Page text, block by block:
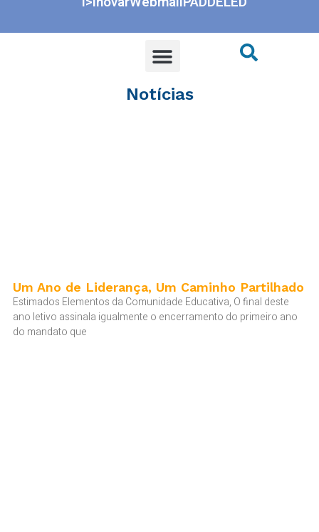
Notícias
Um Ano de Liderança, Um Caminho Partilhado
Estimados Elementos da Comunidade Educativa, O final deste
ano letivo assinala igualmente o encerramento do primeiro ano
do mandato que